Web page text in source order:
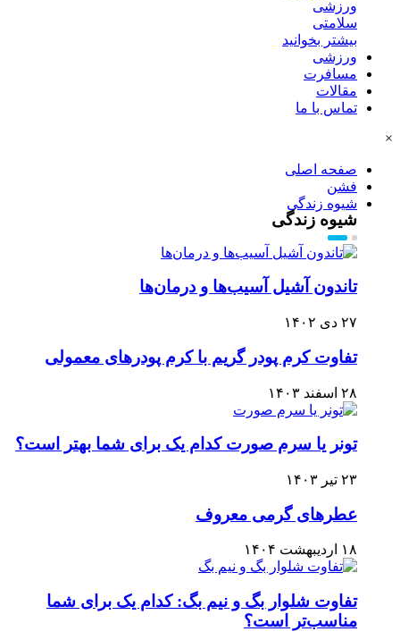
ورزشی
سلامتی
بیشتر بخوانید
ورزشی
مسافرت
مقالات
تماس با ما
×
صفحه اصلی
فشن
شیوه زندگی
شیوه زندگی
تاندون آشیل آسیب‌ها و درمان‌ها
۲۷ دی ۱۴۰۲
تفاوت کرم پودر گریم با کرم پودرهای معمولی
۲۸ اسفند ۱۴۰۳
تونر یا سرم صورت کدام یک برای شما بهتر است؟
۲۳ تیر ۱۴۰۳
عطرهای گرمی معروف
۱۸ اردیبهشت ۱۴۰۴
تفاوت شلوار بگ و نیم بگ: کدام یک برای شما
مناسب‌تر است؟